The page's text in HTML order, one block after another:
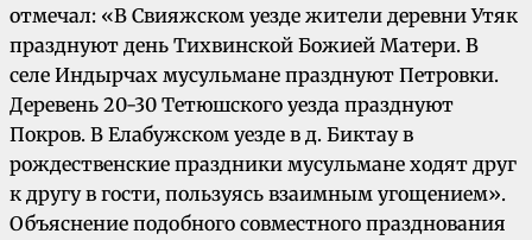
отмечал: «В Свияжском уезде жители деревни Утяк
празднуют день Тихвинской Божией Матери. В
селе Индырчах мусульмане празднуют Петровки.
Деревень 20-30 Тетюшского уезда празднуют
Покров. В Елабужском уезде в д. Биктау в
рождественские праздники мусульмане ходят друг
к другу в гости, пользуясь взаимным угощением».
Объяснение подобного совместного празднования